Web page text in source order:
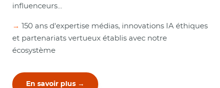
influenceurs…
→ 150 ans d'expertise médias, innovations IA éthiques
et partenariats vertueux établis avec notre
écosystème
En savoir plus →